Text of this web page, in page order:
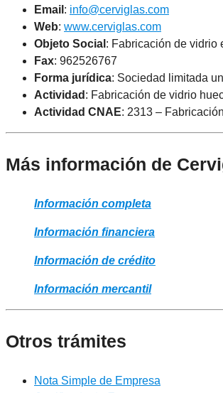
Email : info@cerviglas.com
Web: www.cerviglas.com
Objeto Social : Fabricación de vidrio
Fax: 962526767
Forma jurídica: Sociedad limitada
Actividad : Fabricación de vidrio
Actividad CNAE: 2313 –
Más información de
Información completa
Información financiera
Información de crédito
Información mercantil
Otros trámites
Nota Simple de Empresa